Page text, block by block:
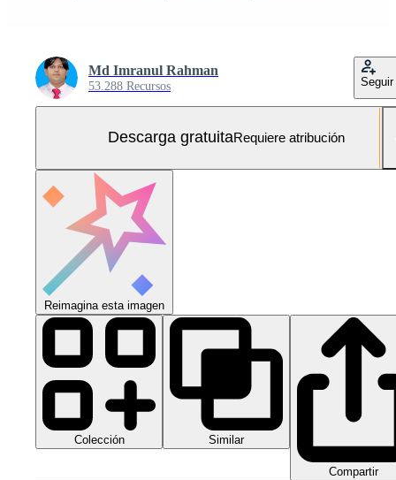
Md Imranul Rahman
53.288 Recursos Seguir
Descarga gratuitaRequiere atribución
Reimagina esta imagen
Colección Similar
Compartir